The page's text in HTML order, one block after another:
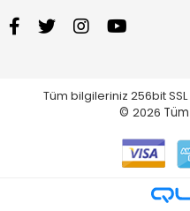
Tüm bilgileriniz 256bit
© 2026